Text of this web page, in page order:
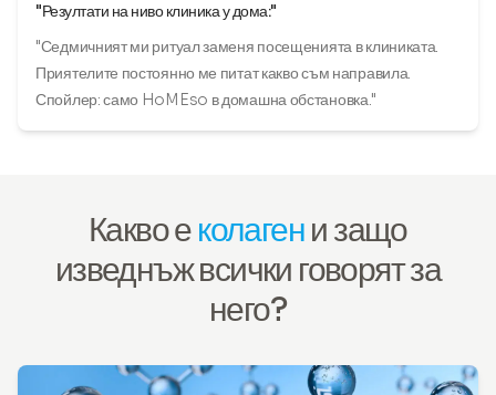
"Резултати на ниво клиника у дома:"
"Седмичният ми ритуал заменя посещенията в клиниката.
Приятелите постоянно ме питат какво съм направила.
Спойлер: само HoMEso в домашна обстановка."
Какво еколагени защо
изведнъж всички говорят за
него?